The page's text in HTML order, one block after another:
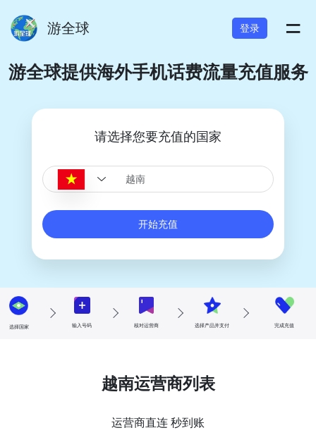
游全球 登录 =
游全球提供海外手机话费流量充值服务
请选择您要充值的国家
开始充值
选择国家 输入号码 核对运营商 选择产品并支付 完成充值
越南运营商列表
运营商直连 秒到账